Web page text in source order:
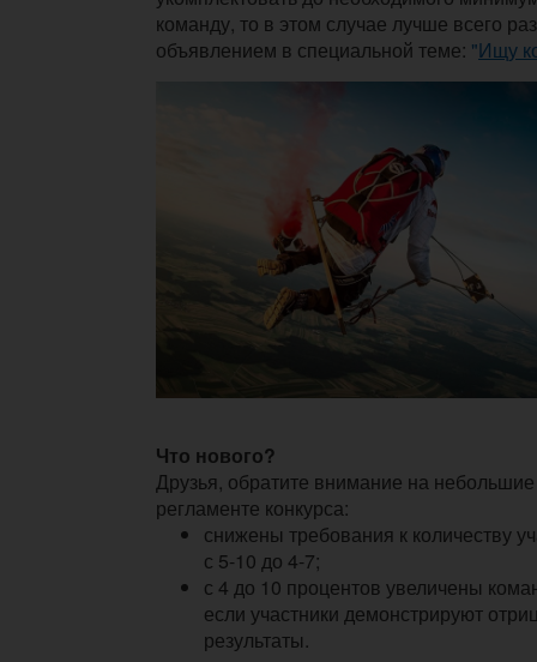
команду, то в этом случае лучше всего
объявлением в специальной теме: "Ищу
Что нового?
Друзья, обратите внимание на
регламенте конкурса:
снижены требования к количеству
с 5-10 до 4-7;
с 4 до 10 процентов увеличены
если участники демонстрируют
результаты.